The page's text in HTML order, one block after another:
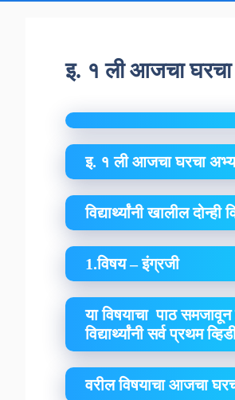
इ. १ ली आजचा
इ. १ ली आजचा घरचा
विद्यार्थ्यांनी खालील
1.विषय – इंग्रजी
या विषयाचा पाठ
विद्यार्थ्यांनी सर्व प्रथम
वरील विषयाचा आजचा